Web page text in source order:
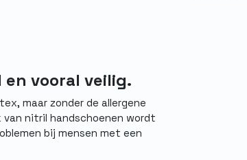
vooral veilig.
maar zonder de allergene
nitril handschoenen wordt
bij mensen met een